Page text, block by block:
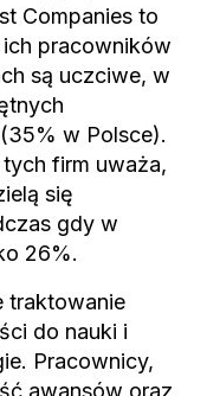
Companies to
pracowników
są uczciwe, w
w Polsce).
firm uważa,
się
gdy w
26%.
traktowanie
do nauki i
Pracownicy,
awansów oraz